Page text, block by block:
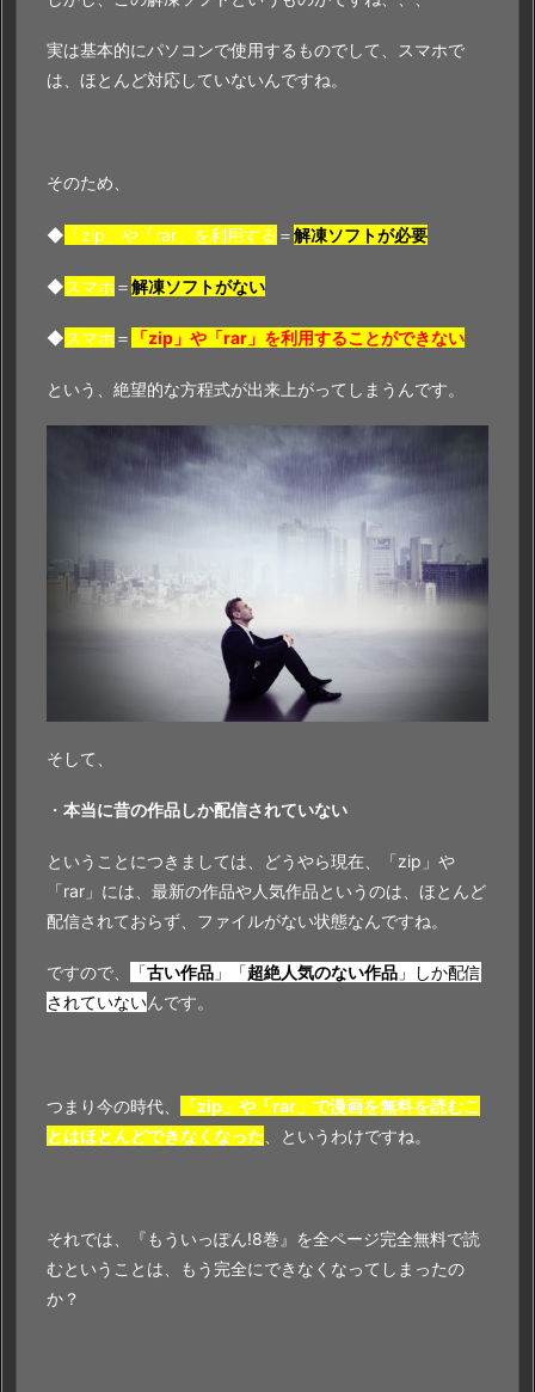
実は基本的にパソコンで使用するものでして、スマホで
は、ほとんど対応していないんですね。
そのため、
◆ 「zip」や「rar」を利用する ＝解凍ソフトが必要
◆スマホ ＝解凍ソフトがない
◆スマホ ＝ 「zip」や「rar」を利用することができない
という、絶望的な方程式が出来上がってしまうんです。
そして、
・ 本当に昔の作品しか配信されていない
ということにつきましては、どうやら現在、「zip」や
「rar」には、最新の作品や人気作品というのは、ほとんど
配信されておらず、ファイルがない状態なんですね。
ですので、 「古い作品 」「超絶人気のない作品 」しか配信
されていないんです。
つまり今の時代、
「zip」や「rar」で漫画を無料を読むこ
とはほとんどできなくなった 、というわけですね。
それでは、『もういっぽん!8巻』を全ページ完全無料で読
むということは、もう完全にできなくなってしまったの
か？